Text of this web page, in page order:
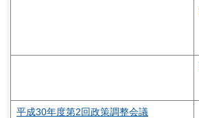
平成30年度第2回政策調整会議